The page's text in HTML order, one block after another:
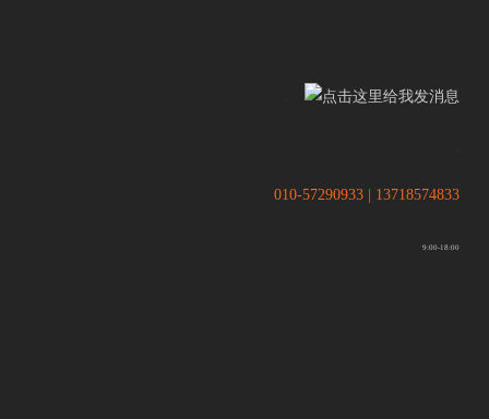
010-57290933 | 13718574833
9:00-18:00